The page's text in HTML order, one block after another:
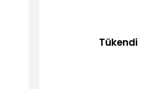
Tükendi